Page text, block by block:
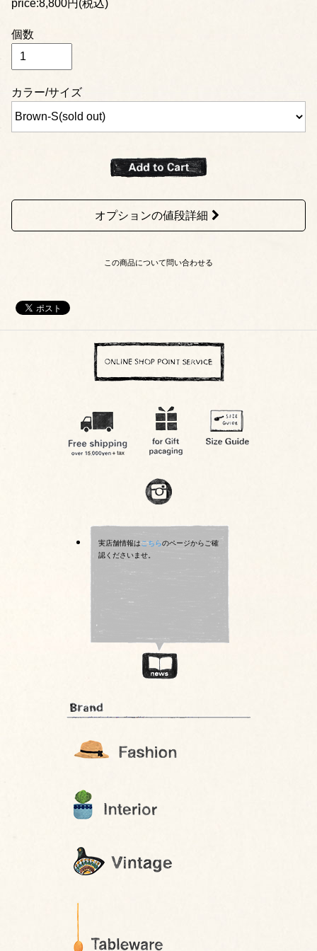
price:8,800円(税込)
個数
カラー/サイズ
オプションの値段詳細
この商品について問い合わせる
実店舗情報はこちらのページからご確
認くださいませ。